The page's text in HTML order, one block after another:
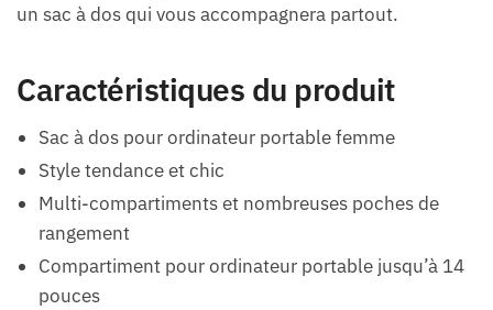
un sac à dos qui vous accompagnera partout.
Caractéristiques du produit
Sac à dos pour ordinateur portable femme
Style tendance et chic
Multi-compartiments et nombreuses poches de
rangement
Compartiment pour ordinateur portable jusqu’à 14
pouces